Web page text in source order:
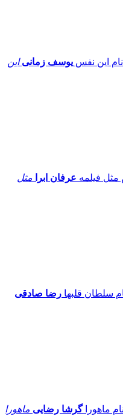
یوسف زمانی این
عرفان ابرا
مثل
رضا صادقی
گرشا رضایی ماهورا